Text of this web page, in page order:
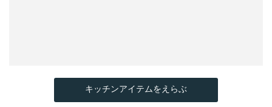
キッチンアイテムをえらぶ